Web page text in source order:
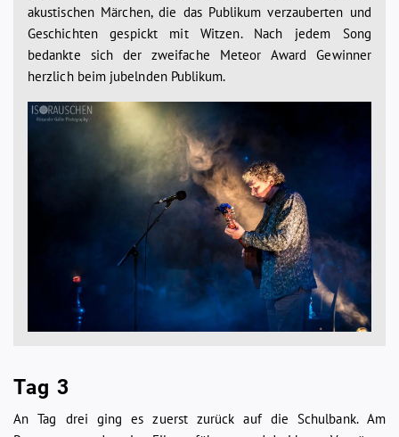
akustischen Märchen, die das Publikum verzauberten und
Geschichten gespickt mit Witzen. Nach jedem Song
bedankte sich der zweifache Meteor Award Gewinner
herzlich beim jubelnden Publikum.
Tag 3
An Tag drei ging es zuerst zurück auf die Schulbank. Am